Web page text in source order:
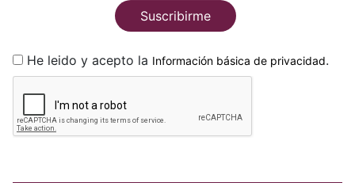
Suscribirme
He leido y acepto la Información básica de privacidad.